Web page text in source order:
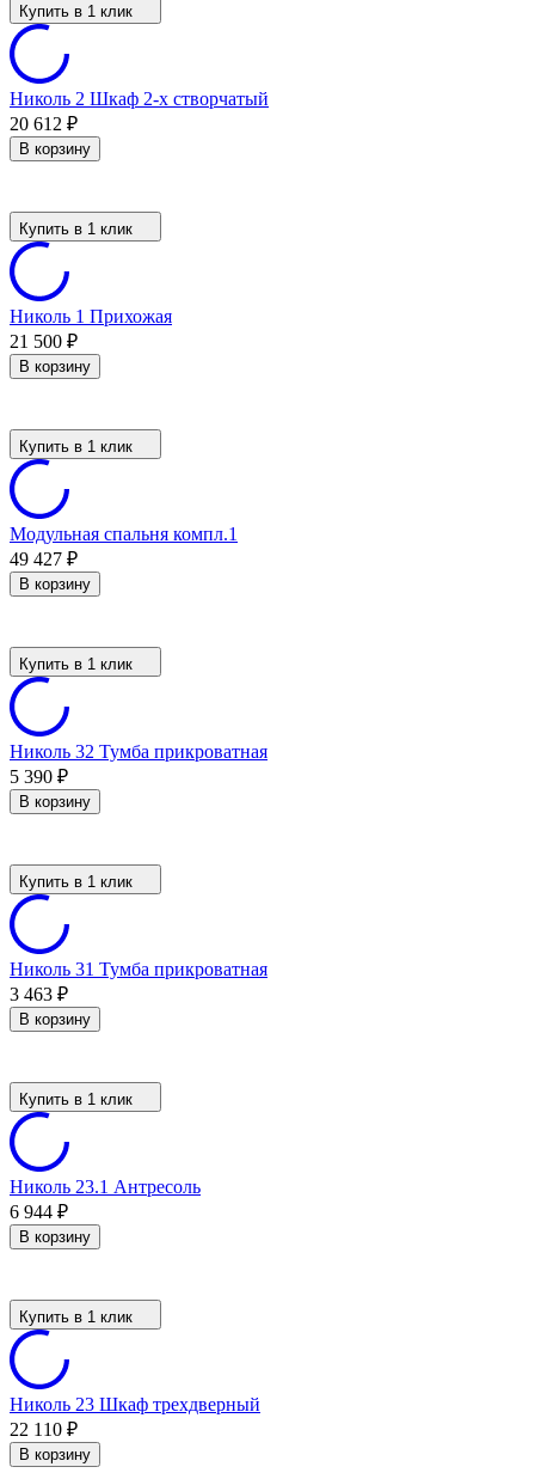
Купить в 1 клик
Николь 2 Шкаф 2-х створчатый
20 612 ₽
В корзину
Купить в 1 клик
Николь 1 Прихожая
21 500 ₽
В корзину
Купить в 1 клик
Модульная спальня компл.1
49 427 ₽
В корзину
Купить в 1 клик
Николь 32 Тумба прикроватная
5 390 ₽
В корзину
Купить в 1 клик
Николь 31 Тумба прикроватная
3 463 ₽
В корзину
Купить в 1 клик
Николь 23.1 Антресоль
6 944 ₽
В корзину
Купить в 1 клик
Николь 23 Шкаф трехдверный
22 110 ₽
В корзину